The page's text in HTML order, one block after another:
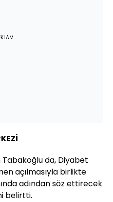
Tabakoğlu da, Diyabet
açılmasıyla birlikte
adından söz ettirecek
belirtti.